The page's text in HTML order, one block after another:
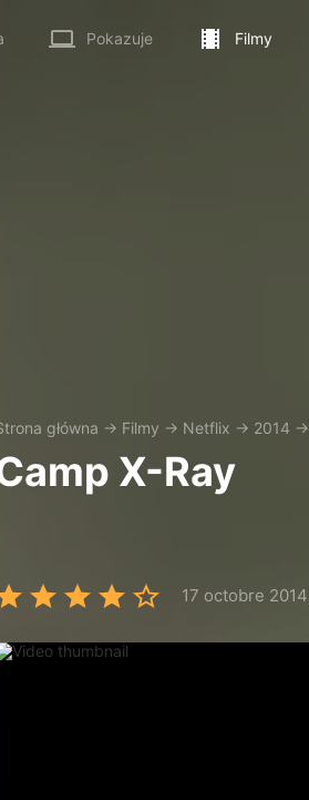
Pokazuje Filmy
główna → Filmy → Netflix → 2014 →
X-Ray
17 octobre 2014